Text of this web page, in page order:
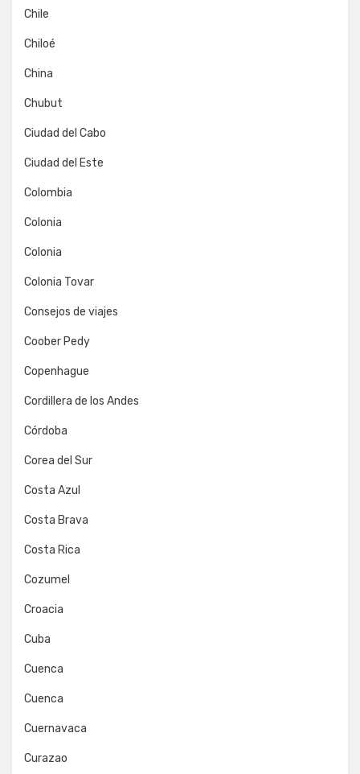
Chile
Chiloé
China
Chubut
Ciudad del Cabo
Ciudad del Este
Colombia
Colonia
Colonia
Colonia Tovar
Consejos de viajes
Coober Pedy
Copenhague
Cordillera de los Andes
Córdoba
Corea del Sur
Costa Azul
Costa Brava
Costa Rica
Cozumel
Croacia
Cuba
Cuenca
Cuenca
Cuernavaca
Curazao